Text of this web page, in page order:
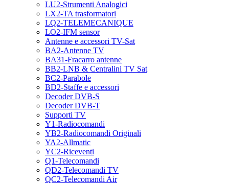
LU2-Strumenti Analogici
LX2-TA trasformatori
LQ2-TELEMECANIQUE
LO2-IFM sensor
Antenne e accessori TV-Sat
BA2-Antenne TV
BA31-Fracarro antenne
BB2-LNB & Centralini TV Sat
BC2-Parabole
BD2-Staffe e accessori
Decoder DVB-S
Decoder DVB-T
Supporti TV
Y1-Radiocomandi
YB2-Radiocomandi Originali
YA2-Allmatic
YC2-Riceventi
Q1-Telecomandi
QD2-Telecomandi TV
QC2-Telecomandi Air